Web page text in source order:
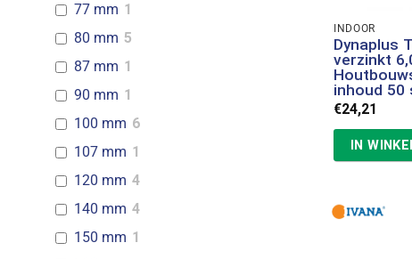
77 mm 1
80 mm 5
87 mm 1
90 mm 1
100 mm 6
107 mm 1
120 mm 4
140 mm 4
150 mm 1
INDOOR
Dynaplus
verzinkt
inhoud 50
€24,21
IN